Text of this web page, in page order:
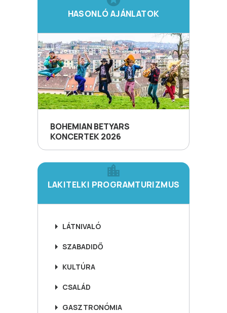
HASONLÓ AJÁNLATOK
BOHEMIAN BETYARS
KONCERTEK 2026
LAKITELKI PROGRAMTURIZMUS
LÁTNIVALÓ
SZABADIDŐ
KULTÚRA
CSALÁD
GASZTRONÓMIA